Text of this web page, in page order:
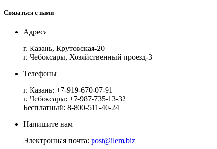
Связаться с нами
Адреса
г. Казань, Крутовская-20
г. Чебоксары, Хозяйственный проезд-3
Телефоны
г. Казань: +7-919-670-07-91
г. Чебоксары: +7-987-735-13-32
Бесплатный: 8-800-511-40-24
Напишите нам
Электронная почта: post@ilem.biz